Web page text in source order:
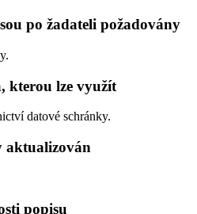
po žadateli požadovány
kterou lze využít
datové schránky.
aktualizován
popisu